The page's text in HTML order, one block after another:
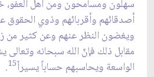
سهلون ومسامحون ومن أهل
أصدقائهم وأقربائهم وذوي الحقوق
ويغضون النظر عنهم وعن كثير من
مقابل ذلك فإنّ الله سبحانه
الواسعة ويحاسبهم حساباً يسيراً15
.